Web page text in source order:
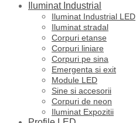
Iluminat Industrial
Iluminat Industrial LED
Iluminat stradal
Corpuri etanse
Corpuri liniare
Corpuri pe sina
Emergenta si exit
Module LED
Sine si accesorii
Corpuri de neon
Iluminat Expozitii